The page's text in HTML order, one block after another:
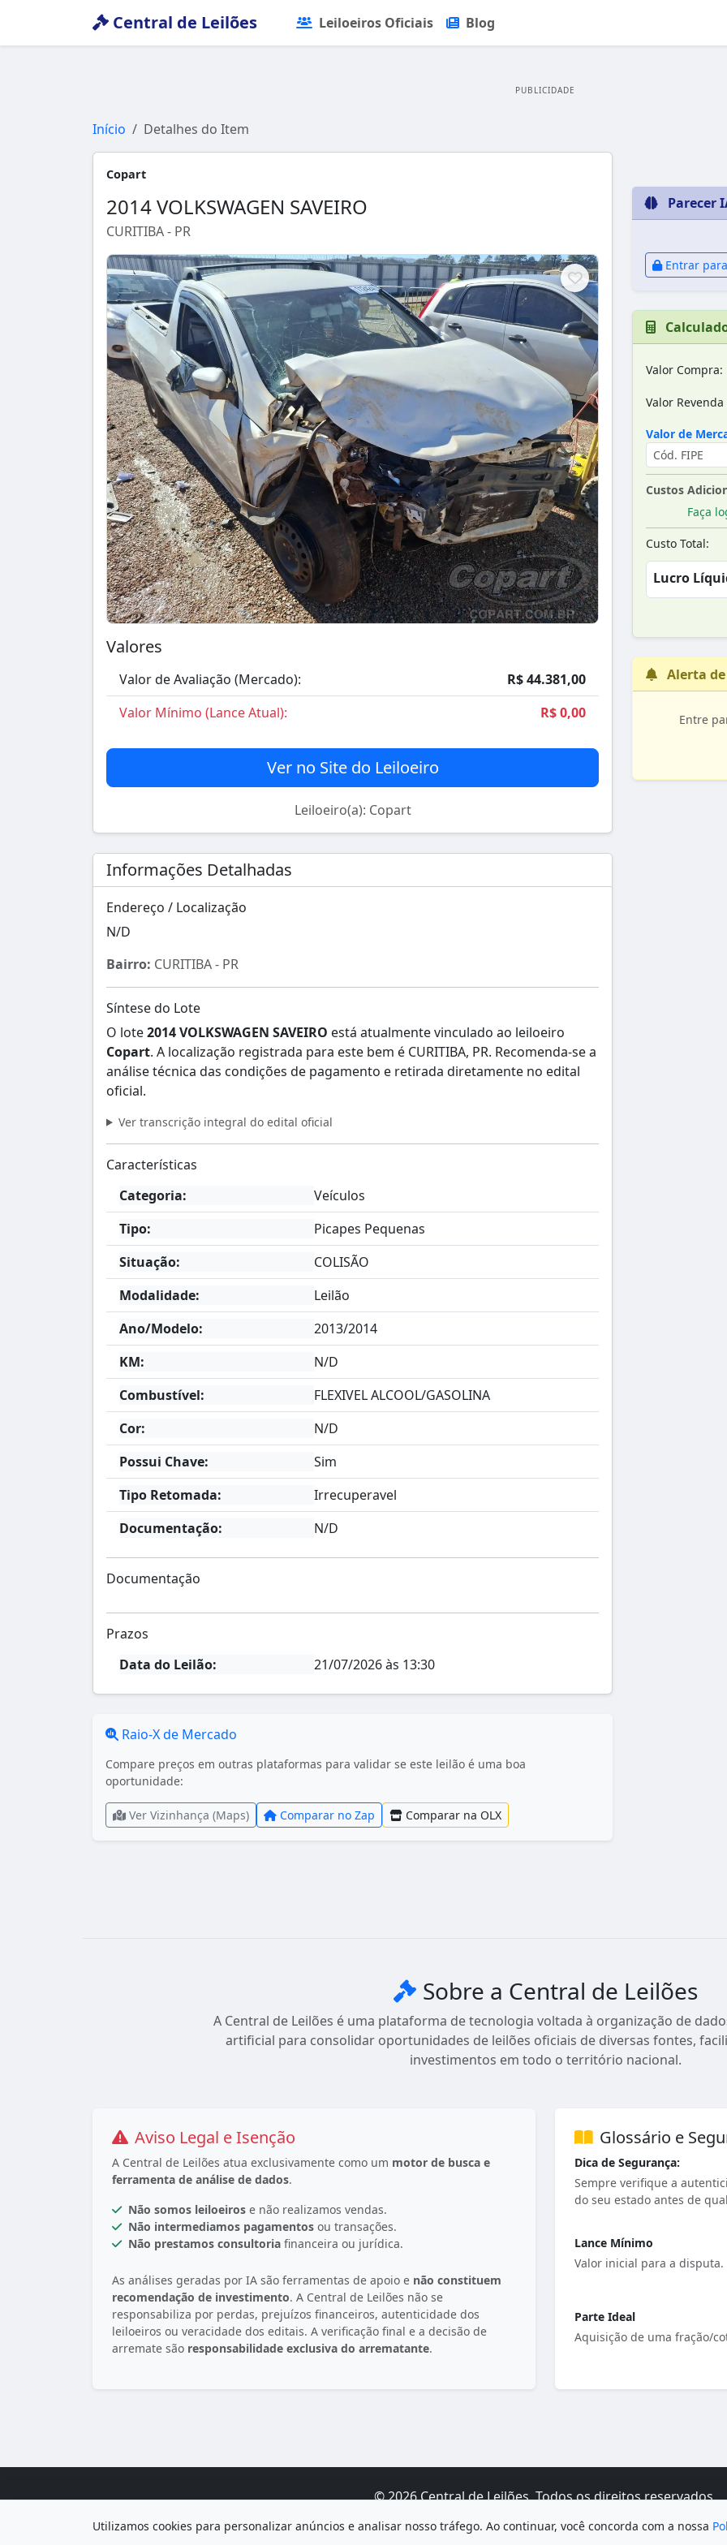
Central de Leilões Leiloeiros Oficiais Blog
PUBLICIDADE
Início Detalhes do Item
Copart
2014 VOLKSWAGEN SAVEIRO
CURITIBA - PR
Valores
Valor de Avaliação (Mercado):
R$ 44.381,00
Valor Mínimo (Lance Atual):
R$ 0,00
Ver no Site do Leiloeiro
Leiloeiro(a): Copart
Informações Detalhadas
Endereço / Localização
N/D
Bairro: CURITIBA - PR
Síntese do Lote
O lote2014 VOLKSWAGEN SAVEIRO está atualmente vinculado ao leiloeiro
Copart. A localização registrada para este bem é CURITIBA, PR. Recomenda-se a
análise técnica das condições de pagamento e retirada diretamente no edital
oficial.
Ver transcrição integral do edital oficial
Características
Categoria:
Veículos
Tipo:
Picapes Pequenas
Situação:
COLISÃO
Modalidade:
Leilão
Ano/Modelo:
2013/2014
KM:
N/D
Combustível:
FLEXIVEL ALCOOL/GASOLINA
Cor:
N/D
Possui Chave:
Sim
Tipo Retomada:
Irrecuperavel
Documentação:
N/D
Documentação
Prazos
Data do Leilão:
21/07/2026 às 13:30
Raio-X de Mercado
Compare preços em outras plataformas para validar se este leilão é uma boa
oportunidade:
Ver Vizinhança (Maps) Comparar no Zap Comparar na OLX
Parecer
Entrar
Valor Compra:
Valor
Valor de
Custos
Faça
Custo Total:
Lucro
Alerta
Entre
Sobre a Central de Leilões
A Central de Leilões é uma plataforma de tecnologia voltada à organização de
artificial para consolidar oportunidades de leilões oficiais de diversas fontes,
investimentos em todo o território nacional.
Aviso Legal e Isenção
A Central de Leilões atua exclusivamente como um motor de busca e
ferramenta de análise de dados.
Não somos leiloeiros e não realizamos vendas.
Não intermediamos pagamentos ou transações.
Não prestamos consultoria financeira ou jurídica.
As análises geradas por IA são ferramentas de apoio e não constituem
recomendação de investimento. A Central de Leilões não se
responsabiliza por perdas, prejuízos financeiros, autenticidade dos
leiloeiros ou veracidade dos editais. A verificação final e a decisão de
arremate são responsabilidade exclusiva do arrematante.
Glossário e
Dica de Segurança:
Sempre verifique a
do seu estado antes de
Lance Mínimo
Valor inicial para a disputa.
Parte Ideal
Aquisição de uma fração/
© 2026 Central de Leilões. Todos os direitos reservados.
Termos de Uso| Política de Privacidade|Sobre / Contato
Utilizamos cookies para personalizar anúncios e analisar nosso tráfego. Ao continuar, você concorda com a nossa